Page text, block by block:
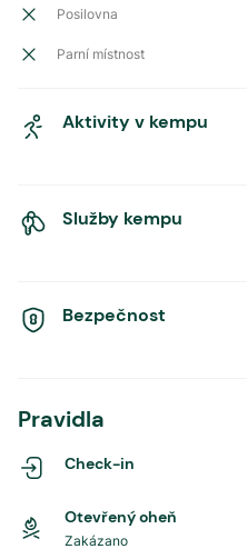
Posilovna
Parní místnost
Aktivity v kempu
Služby kempu
Bezpečnost
Pravidla
Check-in
Otevřený oheň
Zakázano